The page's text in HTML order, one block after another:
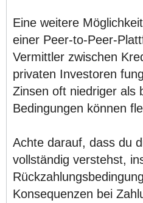
Eine weitere
einer Peer-to-Peer-
Vermittler zwischen
privaten Investoren
Zinsen oft niedriger als
Bedingungen können
Achte darauf, dass du
vollständig verstehst,
Konsequenzen bei